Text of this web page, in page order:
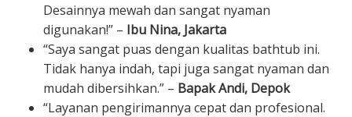
Desainnya mewah dan sangat nyaman
digunakan!” – Ibu Nina, Jakarta
“Saya sangat puas dengan kualitas bathtub ini.
Tidak hanya indah, tapi juga sangat nyaman dan
mudah dibersihkan.” – Bapak Andi, Depok
“Layanan pengirimannya cepat dan profesional.